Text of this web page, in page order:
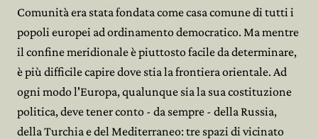
Comunità era stata fondata come casa comune di tutti i
popoli europei ad ordinamento democratico. Ma mentre
il confine meridionale è piuttosto facile da determinare,
è più difficile capire dove stia la frontiera orientale. Ad
ogni modo l'Europa, qualunque sia la sua costituzione
politica, deve tener conto - da sempre - della Russia,
della Turchia e del Mediterraneo: tre spazi di vicinato